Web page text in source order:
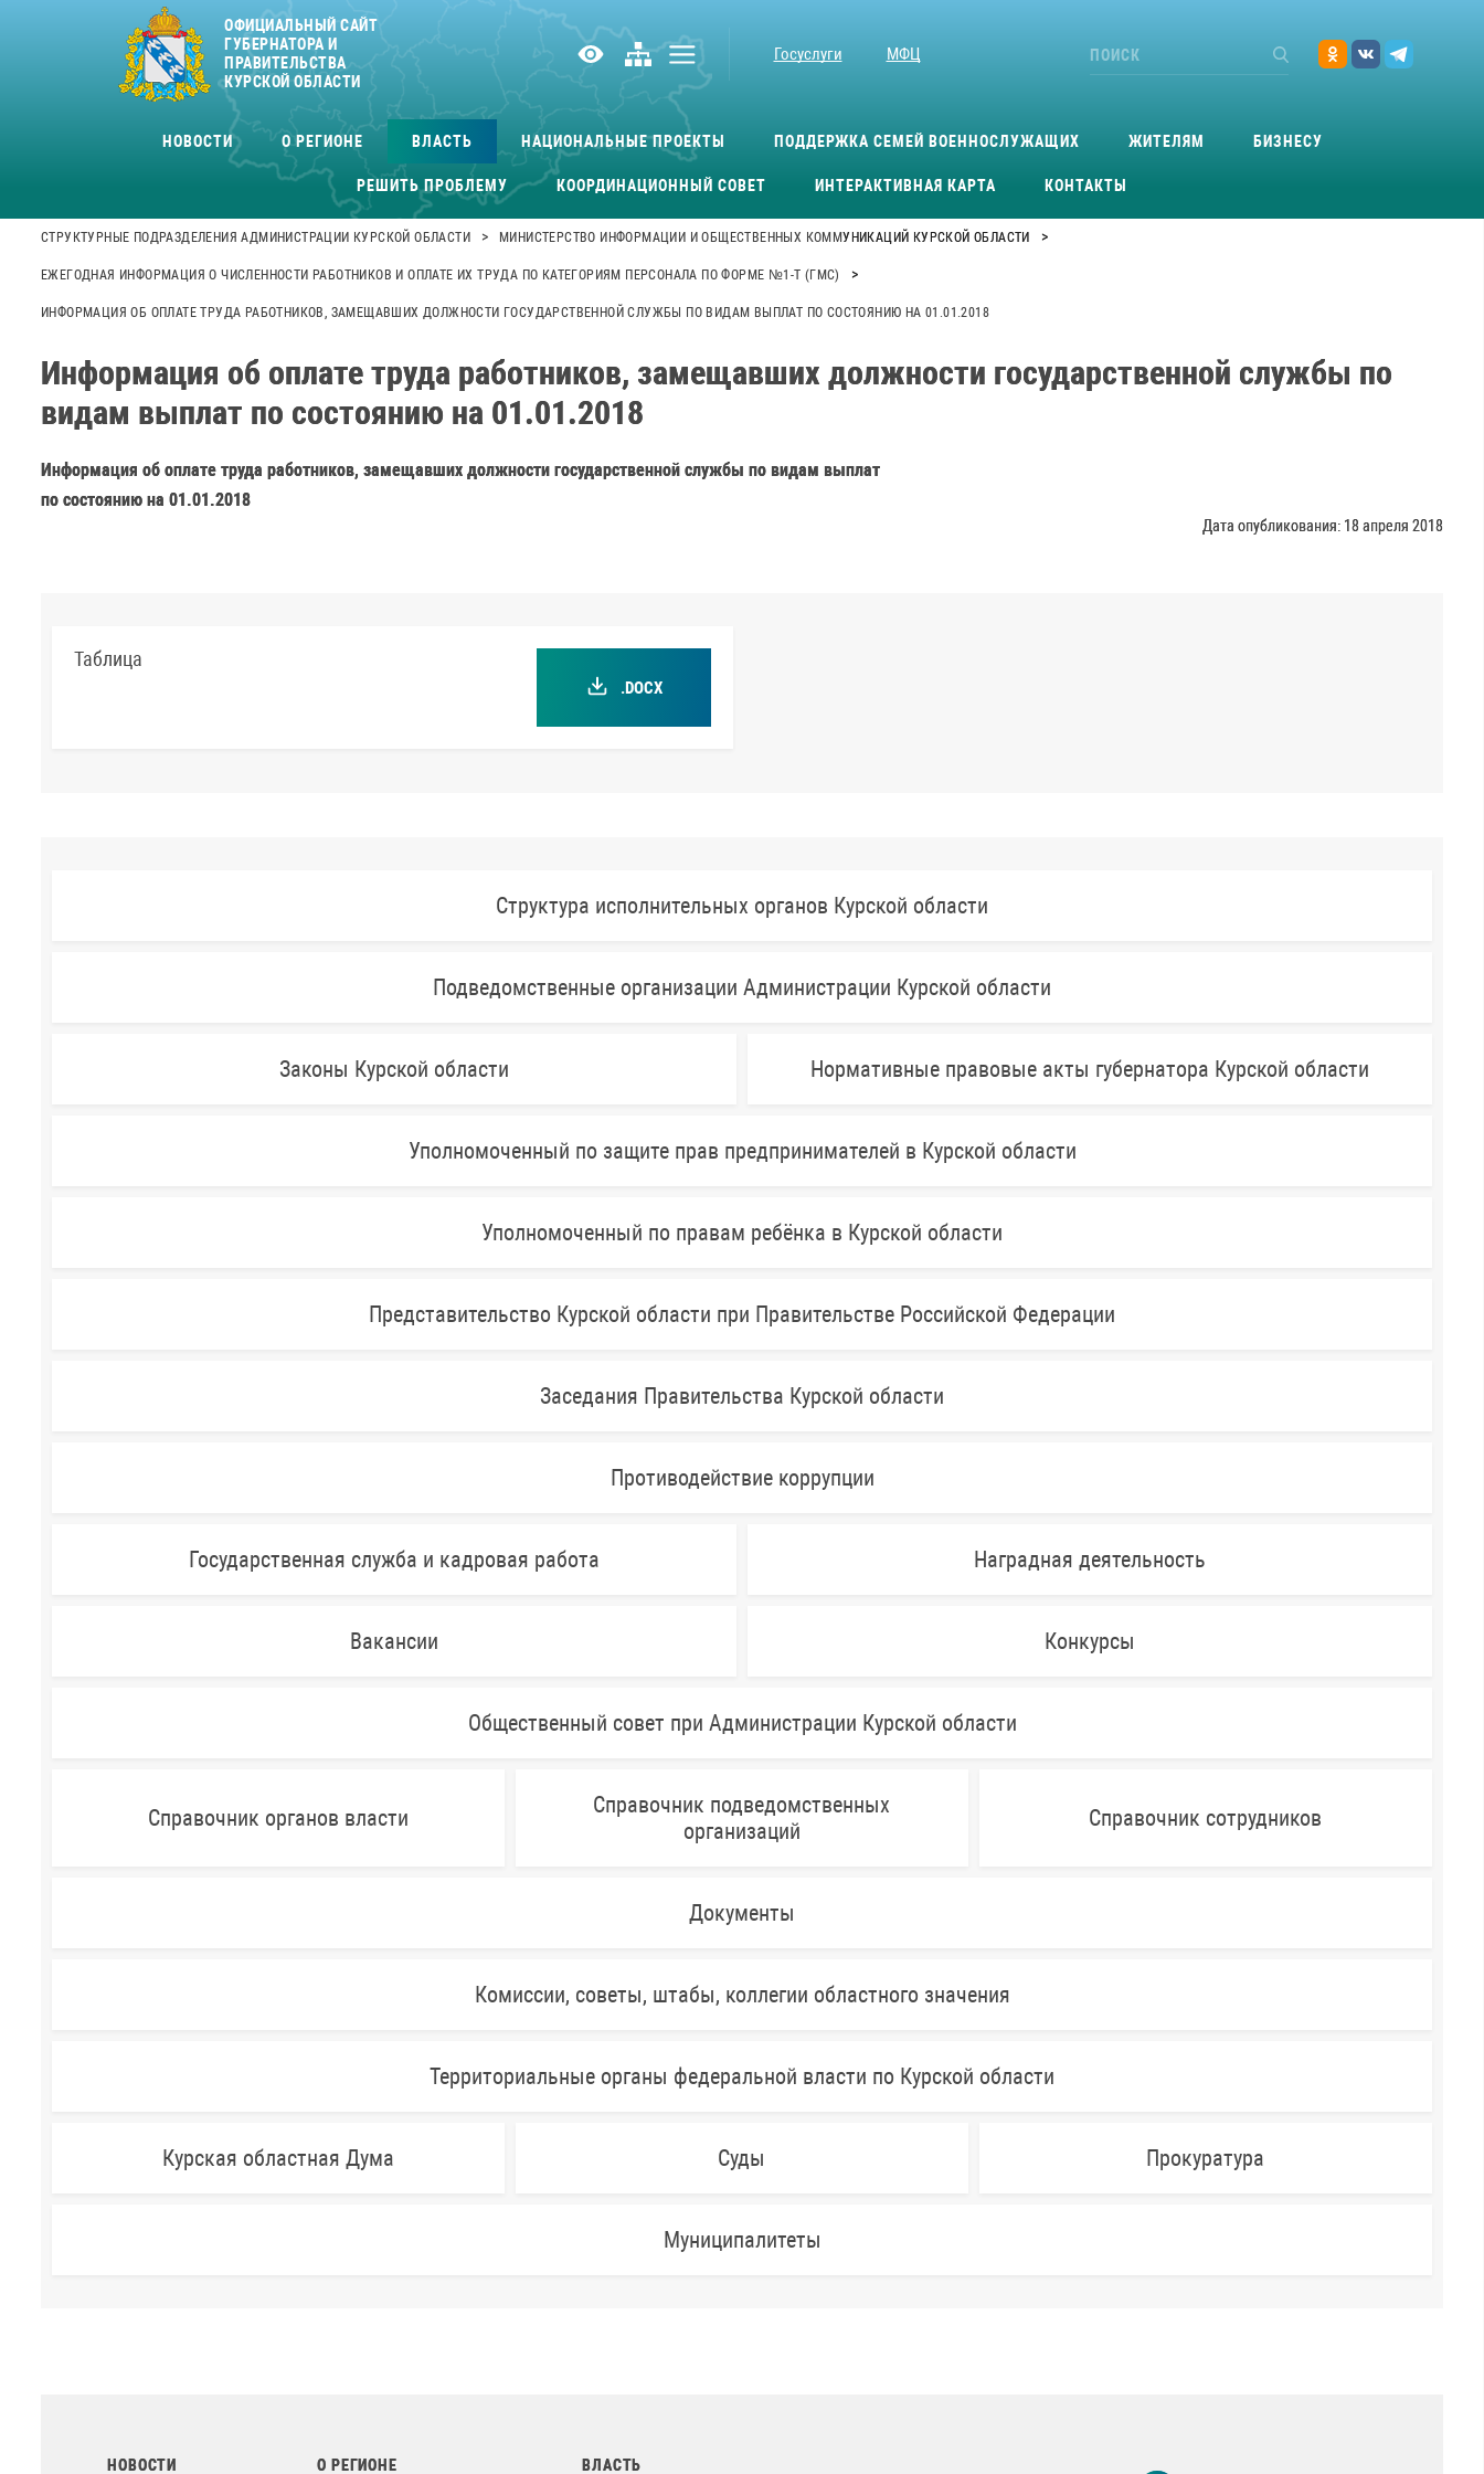
ОФИЦИАЛЬНЫЙ САЙТ
ГУБЕРНАТОРА И
ПРАВИТЕЛЬСТВА
КУРСКОЙ ОБЛАСТИ
Госуслуги МФЦ
НОВОСТИ О РЕГИОНЕ ВЛАСТЬ НАЦИОНАЛЬНЫЕ ПРОЕКТЫ ПОДДЕРЖКА СЕМЕЙ ВОЕННОСЛУЖАЩИХ ЖИТЕЛЯМ БИЗНЕСУ
РЕШИТЬ ПРОБЛЕМУ КООРДИНАЦИОННЫЙ СОВЕТ ИНТЕРАКТИВНАЯ КАРТА КОНТАКТЫ
СТРУКТУРНЫЕ ПОДРАЗДЕЛЕНИЯ АДМИНИСТРАЦИИ КУРСКОЙ ОБЛАСТИ > МИНИСТЕРСТВО ИНФОРМАЦИИ И ОБЩЕСТВЕННЫХ КОММУНИКАЦИЙ КУРСКОЙ ОБЛАСТИ >
ЕЖЕГОДНАЯ ИНФОРМАЦИЯ О ЧИСЛЕННОСТИ РАБОТНИКОВ И ОПЛАТЕ ИХ ТРУДА ПО КАТЕГОРИЯМ ПЕРСОНАЛА ПО ФОРМЕ №1-Т (ГМС) >
ИНФОРМАЦИЯ ОБ ОПЛАТЕ ТРУДА РАБОТНИКОВ, ЗАМЕЩАВШИХ ДОЛЖНОСТИ ГОСУДАРСТВЕННОЙ СЛУЖБЫ ПО ВИДАМ ВЫПЛАТ ПО СОСТОЯНИЮ НА 01.01.2018
Информация об оплате труда работников, замещавших должности государственной службы по
видам выплат по состоянию на 01.01.2018
Информация об оплате труда работников, замещавших должности государственной службы по видам выплат
по состоянию на 01.01.2018
Дата опубликования: 18 апреля 2018
Таблица
.DOCX
Структура исполнительных органов Курской области
Подведомственные организации Администрации Курской области
Законы Курской области Нормативные правовые акты губернатора Курской области
Уполномоченный по защите прав предпринимателей в Курской области
Уполномоченный по правам ребёнка в Курской области
Представительство Курской области при Правительстве Российской Федерации
Заседания Правительства Курской области
Противодействие коррупции
Государственная служба и кадровая работа Наградная деятельность
Вакансии Конкурсы
Общественный совет при Администрации Курской области
Справочник органов власти
Справочник подведомственных
организаций
Справочник сотрудников
Документы
Комиссии, советы, штабы, коллегии областного значения
Территориальные органы федеральной власти по Курской области
Курская областная Дума Суды Прокуратура
Муниципалитеты
НОВОСТИ О РЕГИОНЕ ВЛАСТЬ